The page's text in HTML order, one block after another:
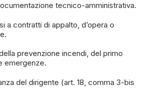
tecnico-amministrativa.
a contratti di appalto, d’opera o
prevenzione incendi, del primo
emergenze.
del dirigente (art. 18, comma 3-bis